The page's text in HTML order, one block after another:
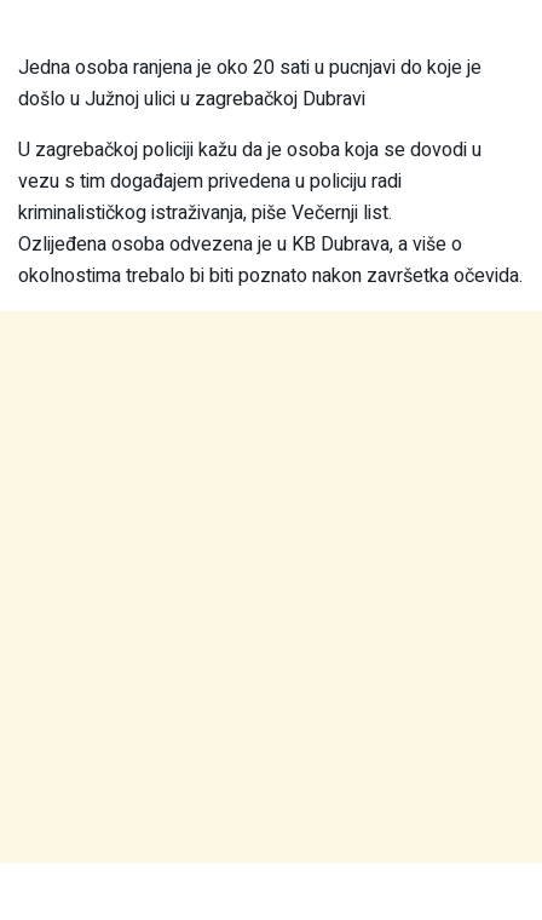
Jedna osoba ranjena je oko 20 sati u pucnjavi do koje je
došlo u Južnoj ulici u zagrebačkoj Dubravi
U zagrebačkoj policiji kažu da je osoba koja se dovodi u
vezu s tim događajem privedena u policiju radi
kriminalističkog istraživanja, piše Večernji list.
Ozlijeđena osoba odvezena je u KB Dubrava, a više o
okolnostima trebalo bi biti poznato nakon završetka očevida.